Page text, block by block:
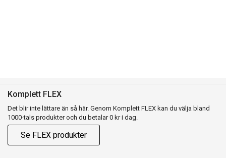
Komplett FLEX
Det blir inte lättare än så här. Genom Komplett FLEX kan du välja bland
1000-tals produkter och du betalar 0 kr i dag.
Se FLEX produkter